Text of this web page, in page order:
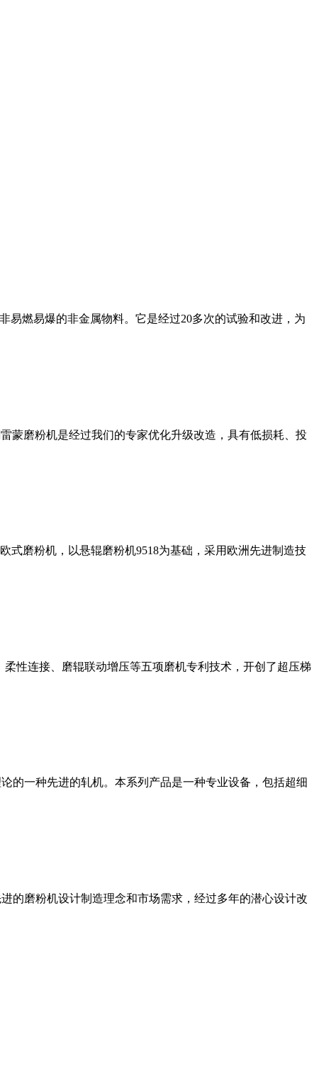
易燃易爆的非金属物料。它是经过20多次的试验和改进，为
蒙磨粉机是经过我们的专家优化升级改造，具有低损耗、投
磨粉机，以悬辊磨粉机9518为基础，采用欧洲先进制造技
性连接、磨辊联动增压等五项磨机专利技术，开创了超压梯
的一种先进的轧机。本系列产品是一种专业设备，包括超细
的磨粉机设计制造理念和市场需求，经过多年的潜心设计改